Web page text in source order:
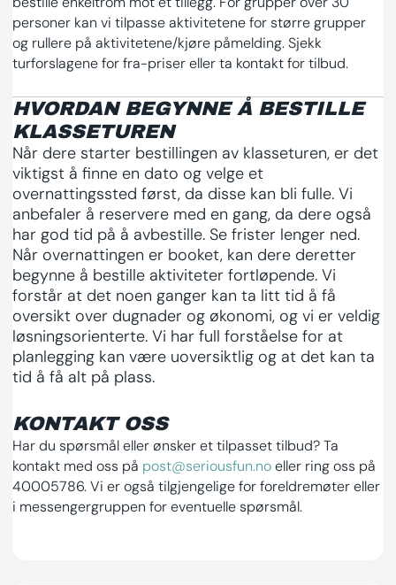
personer kan vi tilpasse aktivitetene for større grupper
og rullere på aktivitetene/kjøre påmelding. Sjekk
turforslagene for fra-priser eller ta kontakt for tilbud.
HVORDAN BEGYNNE Å BESTILLE
KLASSETUREN
Når dere starter bestillingen av klasseturen, er det
viktigst å finne en dato og velge et
overnattingssted først, da disse kan bli fulle. Vi
anbefaler å reservere med en gang, da dere også
har god tid på å avbestille. Se frister lenger ned.
Når overnattingen er booket, kan dere deretter
begynne å bestille aktiviteter fortløpende. Vi
forstår at det noen ganger kan ta litt tid å få
oversikt over dugnader og økonomi, og vi er veldig
løsningsorienterte. Vi har full forståelse for at
planlegging kan være uoversiktlig og at det kan ta
tid å få alt på plass.
KONTAKT OSS
Har du spørsmål eller ønsker et tilpasset tilbud? Ta
kontakt med oss på post@seriousfun.noeller ring oss på
40005786. Vi er også tilgjengelige for foreldremøter eller
i messengergruppen for eventuelle spørsmål.